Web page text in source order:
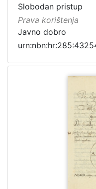
Slobodan pristup
Prava korištenja
Javno dobro